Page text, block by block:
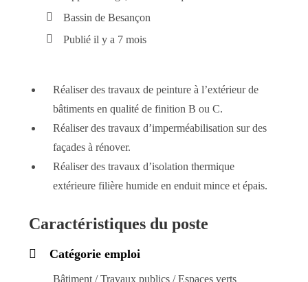
Bassin de Besançon
Publié il y a 7 mois
Réaliser des travaux de peinture à l’extérieur de
bâtiments en qualité de finition B ou C.
Réaliser des travaux d’imperméabilisation sur des
façades à rénover.
Réaliser des travaux d’isolation thermique
extérieure filière humide en enduit mince et épais.
Caractéristiques du poste
Catégorie emploi
Bâtiment / Travaux publics / Espaces verts